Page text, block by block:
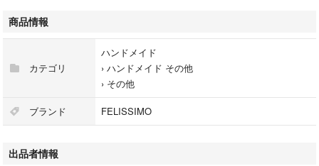
商品情報
カテゴリ
ハンドメイド
› ハンドメイド その他
› その他
ブランド FELISSIMO
出品者情報